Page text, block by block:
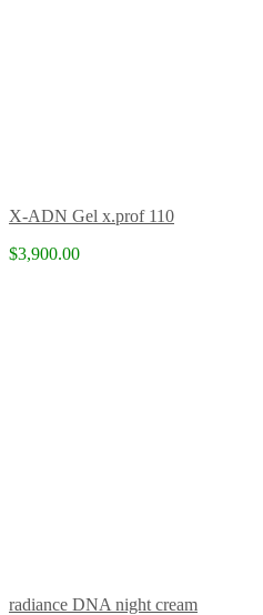
X-ADN Gel x.prof 110
$3,900.00
radiance DNA night cream